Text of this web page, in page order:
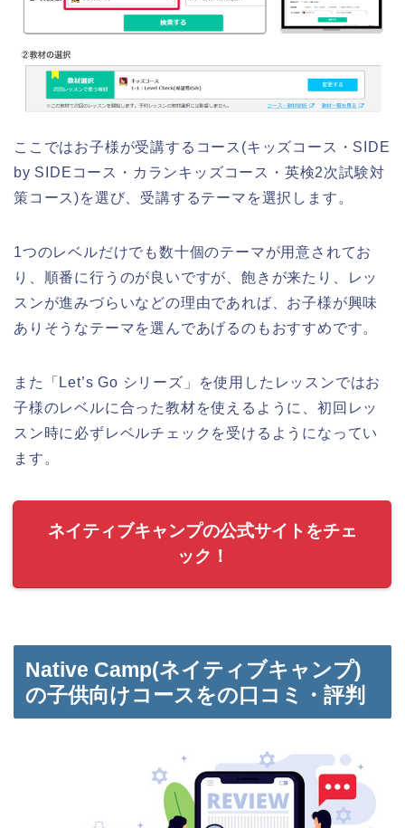
ここではお子様が受講するコース(キッズコース・SIDE
by SIDEコース・カランキッズコース・英検2次試験対
策コース)を選び、受講するテーマを選択します。
1つのレベルだけでも数十個のテーマが用意されてお
り、順番に行うのが良いですが、飽きが来たり、レッ
スンが進みづらいなどの理由であれば、お子様が興味
ありそうなテーマを選んであげるのもおすすめです。
また「Let’s Go シリーズ」を使用したレッスンではお
子様のレベルに合った教材を使えるように、初回レッ
スン時に必ずレベルチェックを受けるようになってい
ます。
ネイティブキャンプの公式サイトをチェ
ック！
Native Camp(ネイティブキャンプ)
の子供向けコースをの口コミ・評判